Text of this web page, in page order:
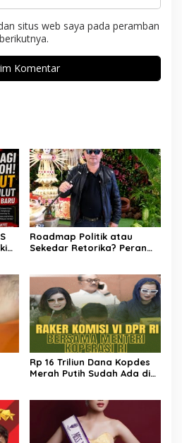
situs web saya pada peramban
Roadmap Politik atau
Sekedar Retorika? Peran
Rp 16 Triliun Dana Kopdes
Merah Putih Sudah Ada di
untuk Rakyat